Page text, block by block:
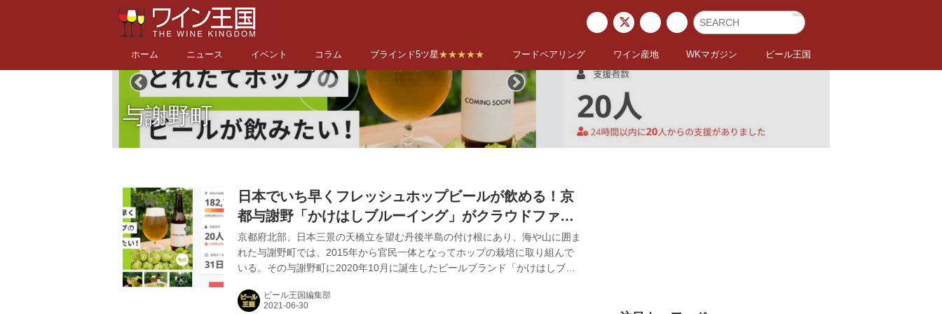
ホーム ニュース イベント コラム ブラインド5ツ星★★★★★ フードペアリング ワイン産地 WKマガジン ビール王国
与謝野町
日本でいち早くフレッシュホップビールが飲める！京
都与謝野「かけはしブルーイング」がクラウドファン
ディングを実施中
京都府北部、日本三景の天橋立を望む丹後半島の付け根にあり、海や山に囲ま
れた与謝野町では、2015年から官民一体となってホップの栽培に取り組んで
いる。その与謝野町に2020年10月に誕生したビールブランド「かけはしブル
～Harvest ale 2021～」の製造・商品化を目指したプロジェクトをクラウドフ
ビール王国編集部